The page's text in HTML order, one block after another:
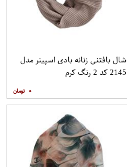
شال بافتنی زنانه بادی اسپینر مدل
2145 کد 2 رنگ کرم
۰